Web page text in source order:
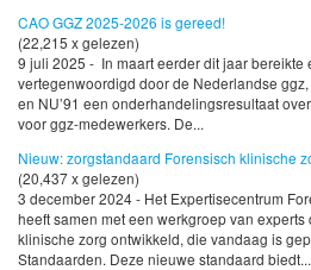
CAO GGZ 2025-2026 is gereed!
(22,215 x gelezen)
9 juli 2025 - In maart eerder dit jaar bereikte
vertegenwoordigd door de Nederlandse
en NU’91 een onderhandelingsresultaat
voor ggz-medewerkers. De...
Nieuw: zorgstandaard Forensisch klinische
(20,437 x gelezen)
3 december 2024 - Het Expertisecentrum
heeft samen met een werkgroep van
klinische zorg ontwikkeld, die vandaag is
Standaarden. Deze nieuwe standaard biedt...